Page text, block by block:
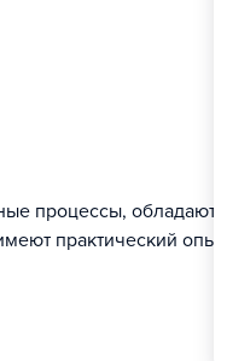
процессы, обладают
практический опыт